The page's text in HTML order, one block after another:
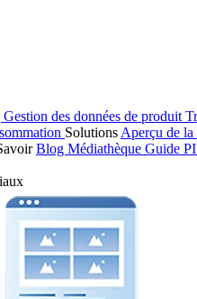
Gestion des données de produit
Solutions Aperçu de la
Blog Médiathèque Guide